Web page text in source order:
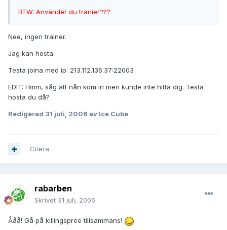
BTW: Använder du tranier???
Nee, ingen trainer.
Jag kan hosta.
Testa joina med ip: 213.112.136.37:22003
EDIT: Hmm, såg att nån kom in men kunde inte hitta dig. Testa
hosta du då?
Redigerad 31 juli, 2006 av Ice Cube
Citera
rabarben
Skrivet 31 juli, 2006
Ååå! Gå på killingspree tillsammans!